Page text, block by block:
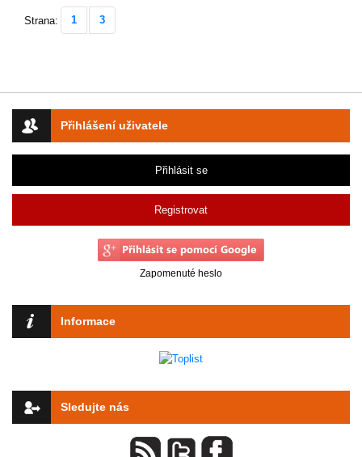
Přihlášení uživatele
Přihlásit se
Registrovat
Zapomenuté heslo
Informace
Sledujte nás
Strana: 1 3